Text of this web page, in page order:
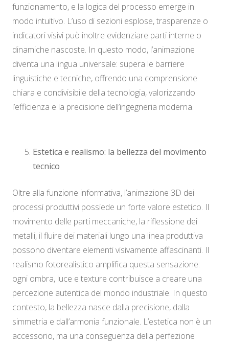
funzionamento, e la logica del processo emerge in
modo intuitivo. L’uso di sezioni esplose, trasparenze o
indicatori visivi può inoltre evidenziare parti interne o
dinamiche nascoste. In questo modo, l’animazione
diventa una lingua universale: supera le barriere
linguistiche e tecniche, offrendo una comprensione
chiara e condivisibile della tecnologia, valorizzando
l’efficienza e la precisione dell’ingegneria moderna.
Estetica e realismo: la bellezza del movimento
tecnico
Oltre alla funzione informativa, l’animazione 3D dei
processi produttivi possiede un forte valore estetico. Il
movimento delle parti meccaniche, la riflessione dei
metalli, il fluire dei materiali lungo una linea produttiva
possono diventare elementi visivamente affascinanti. Il
realismo fotorealistico amplifica questa sensazione:
ogni ombra, luce e texture contribuisce a creare una
percezione autentica del mondo industriale. In questo
contesto, la bellezza nasce dalla precisione, dalla
simmetria e dall’armonia funzionale. L’estetica non è un
accessorio, ma una conseguenza della perfezione